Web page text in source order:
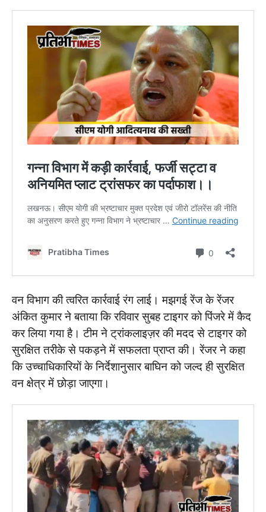
वन विभाग की त्वरित कार्रवाई रंग लाई। मझगई रेंज के रेंजर
अंकित कुमार ने बताया कि रविवार सुबह टाइगर को पिंजरे में कैद
कर लिया गया है। टीम ने ट्रांकलाइज़र की मदद से टाइगर को
सुरक्षित तरीके से पकड़ने में सफलता प्राप्त की। रेंजर ने कहा
कि उच्चाधिकारियों के निर्देशानुसार बाघिन को जल्द ही सुरक्षित
वन क्षेत्र में छोड़ा जाएगा।